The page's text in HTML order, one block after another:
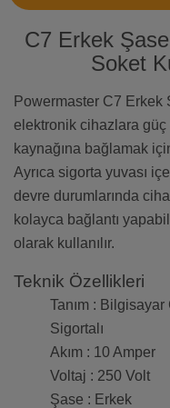
C7 Erkek
Soket
Powermaster C7 Erkek
elektronik cihazlara güç
kaynağına bağlamak
Ayrıca sigorta yuvası
devre durumlarında
kolayca bağlantı
olarak kullanılır.
Teknik Özellikleri
Tanım :
Sigortalı
Akım : 10 Amper
Voltaj : 250 Volt
Şase : Erkek